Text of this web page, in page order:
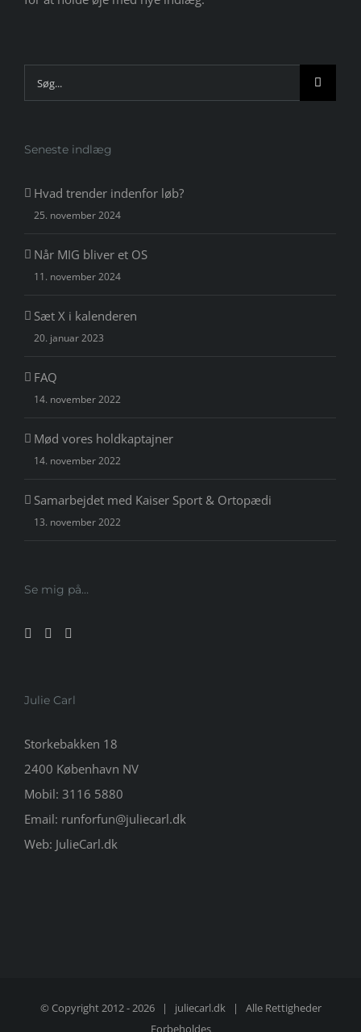
Søg
efter:
Seneste indlæg
Hvad trender indenfor løb?
25. november 2024
Når MIG bliver et OS
11. november 2024
Sæt X i kalenderen
20. januar 2023
FAQ
14. november 2022
Mød vores holdkaptajner
14. november 2022
Samarbejdet med Kaiser Sport & Ortopædi
13. november 2022
Se mig på…
Julie Carl
Storkebakken 18
2400 København NV
Mobil: 3116 5880
Email: runforfun@juliecarl.dk
Web: JulieCarl.dk
© Copyright 2012 -2026 | juliecarl.dk| Alle Rettigheder
Forbeholdes